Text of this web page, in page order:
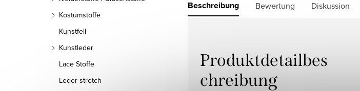
Kostümstoffe
Kunstfell
Kunstleder
Lace Stoffe
Leder stretch
Beschreibung Bewertung Diskussion
Produktdetailbes
chreibung